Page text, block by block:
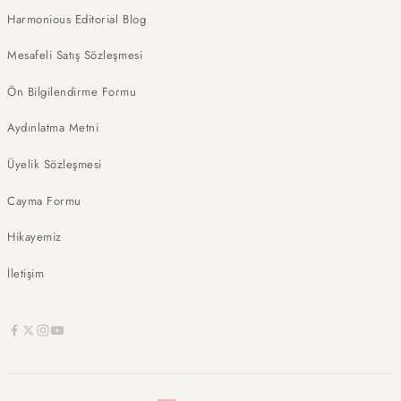
Harmonious Editorial Blog
Mesafeli Satış Sözleşmesi
Ön Bilgilendirme Formu
Aydınlatma Metni
Üyelik Sözleşmesi
Cayma Formu
Hikayemiz
İletişim